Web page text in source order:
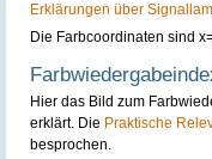
Erklärungen über
Die Farbcoordinaten sind
Hier das Bild zum
erklärt. Die Praktische
besprochen.